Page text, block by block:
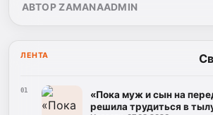
АВТОР ZAMANAADMIN
ЛЕНТА
01
«Пока муж и сын на
решила трудиться в